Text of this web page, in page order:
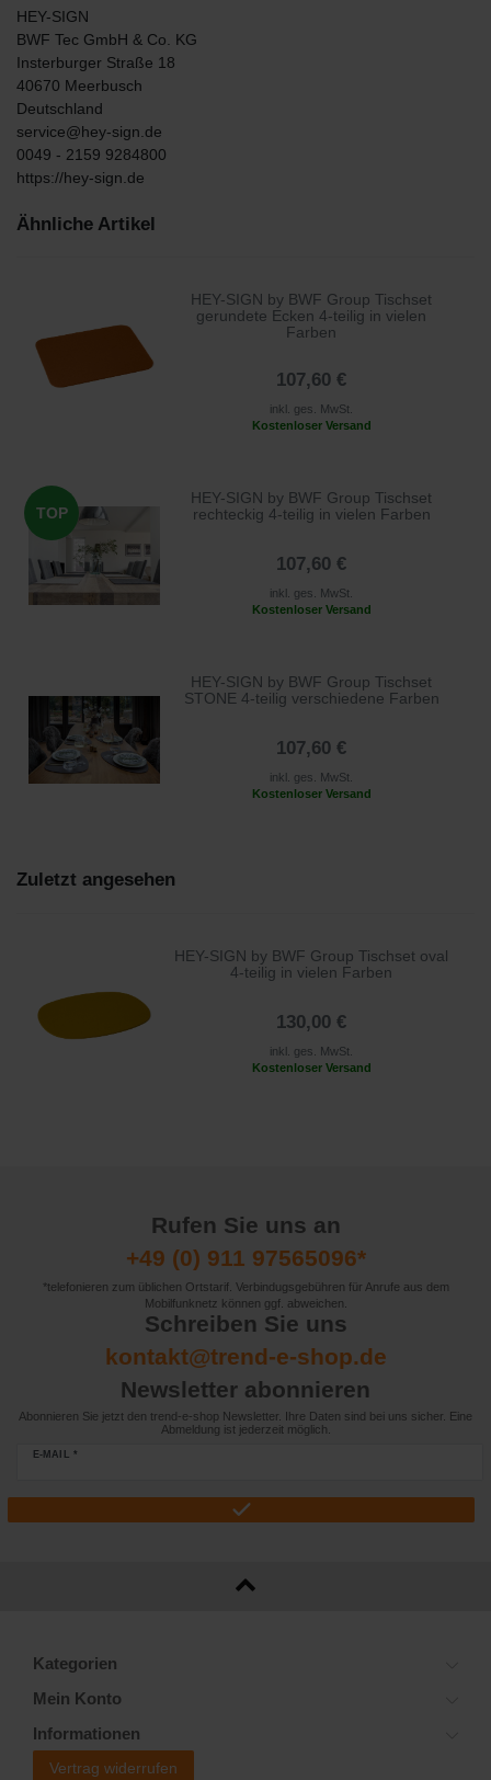
HEY-SIGN
BWF Tec GmbH & Co. KG
Insterburger Straße 18
40670 Meerbusch
Deutschland
service@hey-sign.de
0049 - 2159 9284800
https://hey-sign.de
Ähnliche Artikel
HEY-SIGN by BWF Group Tischset
gerundete Ecken 4-teilig in vielen
Farben
107,60 €
inkl. ges. MwSt.
Kostenloser Versand
TOP
HEY-SIGN by BWF Group Tischset
rechteckig 4-teilig in vielen Farben
107,60 €
inkl. ges. MwSt.
Kostenloser Versand
HEY-SIGN by BWF Group Tischset
STONE 4-teilig verschiedene Farben
107,60 €
inkl. ges. MwSt.
Kostenloser Versand
Zuletzt angesehen
HEY-SIGN by BWF Group Tischset oval
4-teilig in vielen Farben
130,00 €
inkl. ges. MwSt.
Kostenloser Versand
Rufen Sie uns an
+49 (0) 911 97565096*
*telefonieren zum üblichen Ortstarif. Verbindugsgebühren für Anrufe aus dem
Mobilfunknetz können ggf. abweichen.
Schreiben Sie uns
kontakt@trend-e-shop.de
Newsletter abonnieren
Abonnieren Sie jetzt den trend-e-shop Newsletter. Ihre Daten sind bei uns sicher. Eine
Abmeldung ist jederzeit möglich.
E-MAIL *
Kategorien
Mein Konto
Informationen
Vertrag widerrufen